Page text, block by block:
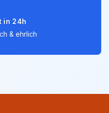
in 24h
& ehrlich